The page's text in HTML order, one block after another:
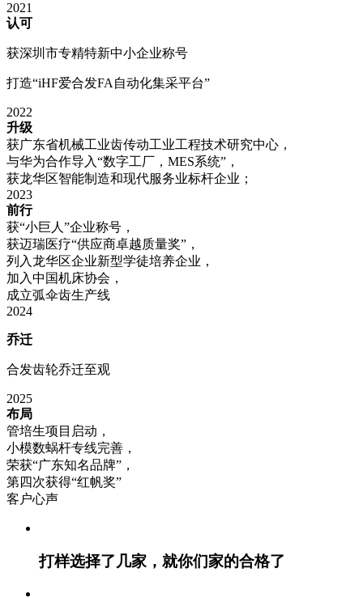
2021
认可
获深圳市专精特新中小企业称号
打造“iHF爱合发FA自动化集采平台”
2022
升级
获广东省机械工业齿传动工业工程技术研究中心，
与华为合作导入“数字工厂，MES系统”，
获龙华区智能制造和现代服务业标杆企业；
2023
前行
获“小巨人”企业称号，
获迈瑞医疗“供应商卓越质量奖”，
列入龙华区企业新型学徒培养企业，
加入中国机床协会，
成立弧伞齿生产线
2024
乔迁
合发齿轮乔迁至观
2025
布局
管培生项目启动，
小模数蜗杆专线完善，
荣获“广东知名品牌”，
第四次获得“红帆奖”
客户心声
打样选择了几家，就你们家的合格了